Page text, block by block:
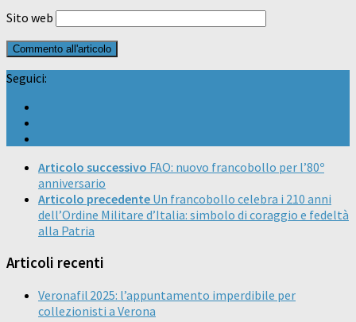
Sito web
Seguici:
Articolo successivo FAO: nuovo francobollo per l’80º
anniversario
Articolo precedente Un francobollo celebra i 210 anni
dell’Ordine Militare d’Italia: simbolo di coraggio e fedeltà
alla Patria
Articoli recenti
Veronafil 2025: l’appuntamento imperdibile per
collezionisti a Verona